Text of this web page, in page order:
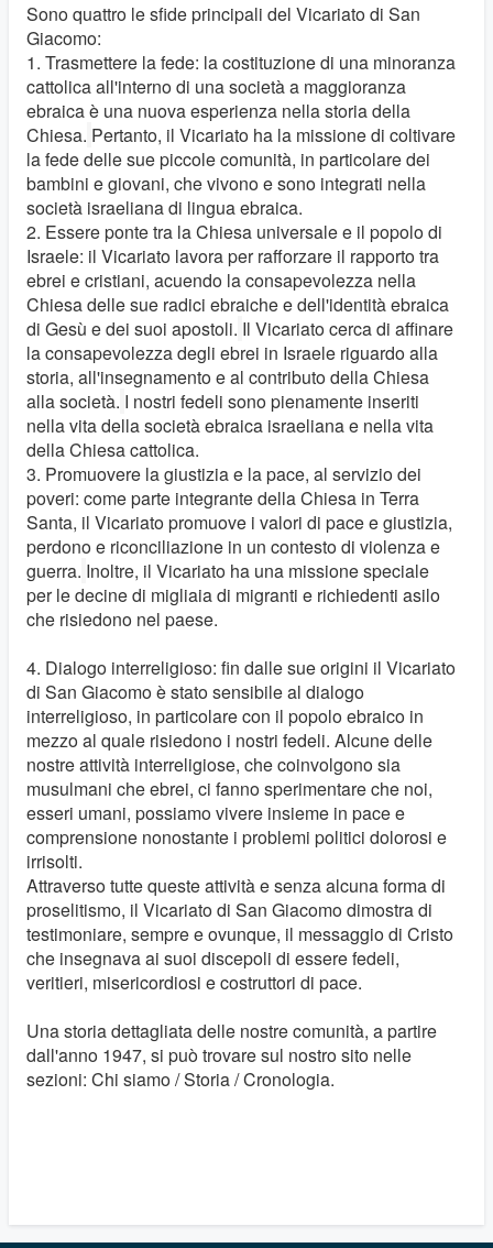
Sono quattro le sfide principali del Vicariato di San
Giacomo:
1. Trasmettere la fede: la costituzione di una minoranza
cattolica all'interno di una società a maggioranza
ebraica è una nuova esperienza nella storia della
Chiesa. Pertanto, il Vicariato ha la missione di coltivare
la fede delle sue piccole comunità, in particolare dei
bambini e giovani, che vivono e sono integrati nella
società israeliana di lingua ebraica.
2. Essere ponte tra la Chiesa universale e il popolo di
Israele: il Vicariato lavora per rafforzare il rapporto tra
ebrei e cristiani, acuendo la consapevolezza nella
Chiesa delle sue radici ebraiche e dell'identità ebraica
di Gesù e dei suoi apostoli. Il Vicariato cerca di affinare
la consapevolezza degli ebrei in Israele riguardo alla
storia, all'insegnamento e al contributo della Chiesa
alla società. I nostri fedeli sono pienamente inseriti
nella vita della società ebraica israeliana e nella vita
della Chiesa cattolica.
3. Promuovere la giustizia e la pace, al servizio dei
poveri: come parte integrante della Chiesa in Terra
Santa, il Vicariato promuove i valori di pace e giustizia,
perdono e riconciliazione in un contesto di violenza e
guerra. Inoltre, il Vicariato ha una missione speciale
per le decine di migliaia di migranti e richiedenti asilo
che risiedono nel paese.
4. Dialogo interreligioso: fin dalle sue origini il Vicariato
di San Giacomo è stato sensibile al dialogo
interreligioso, in particolare con il popolo ebraico in
mezzo al quale risiedono i nostri fedeli. Alcune delle
nostre attività interreligiose, che coinvolgono sia
musulmani che ebrei, ci fanno sperimentare che noi,
esseri umani, possiamo vivere insieme in pace e
comprensione nonostante i problemi politici dolorosi e
irrisolti.
Attraverso tutte queste attività e senza alcuna forma di
proselitismo, il Vicariato di San Giacomo dimostra di
testimoniare, sempre e ovunque, il messaggio di Cristo
che insegnava ai suoi discepoli di essere fedeli,
veritieri, misericordiosi e costruttori di pace.
Una storia dettagliata delle nostre comunità, a partire
dall'anno 1947, si può trovare sul nostro sito nelle
sezioni: Chi siamo / Storia / Cronologia.